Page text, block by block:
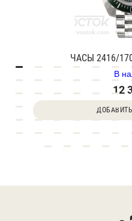
ЧАСЫ 2416/
В
12